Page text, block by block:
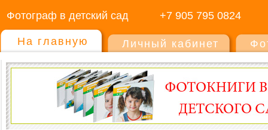
Фотограф в детский сад +7 905 795 0824
На главную Личный кабинет